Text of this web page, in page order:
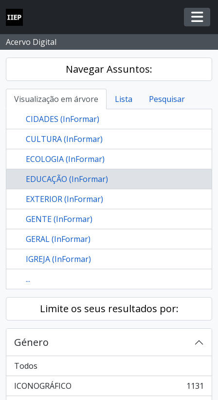
Skip to main content
Acervo Digital
Navegar Assuntos:
Visualização em árvore Lista
Pesquisar
CIDADES (InFormar)
CULTURA (InFormar)
ECOLOGIA (InFormar)
EDUCAÇÃO (InFormar)
EXTERIOR (InFormar)
GENTE (InFormar)
GERAL (InFormar)
IGREJA (InFormar)
...
Limite os seus resultados por:
Género
Todos
ICONOGRÁFICO
, 1131 resultados
1131